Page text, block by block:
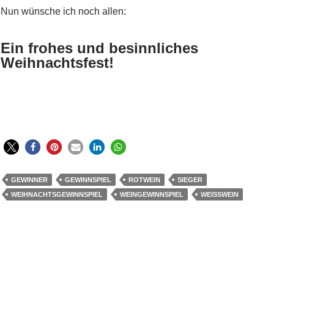
Nun wünsche ich noch allen:
Ein frohes und besinnliches
Weihnachtsfest!
GEWINNER GEWINNSPIEL ROTWEIN
SIEGER
WEIHNACHTSGEWINNSPIEL
WEINGEWINNSPIEL WEISSWEIN